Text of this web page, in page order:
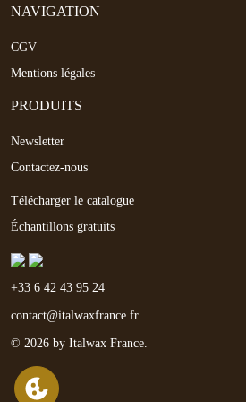
NAVIGATION
CGV
Mentions légales
PRODUITS
Newsletter
Contactez-nous
Télécharger le catalogue
Échantillons gratuits
+33 6 42 43 95 24
contact@italwaxfrance.fr
© 2026 by Italwax France.